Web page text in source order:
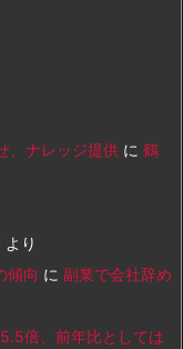
、ナレッジ提供 に 鶴
より
傾向 に 副業で会社辞め
倍、前年比としては